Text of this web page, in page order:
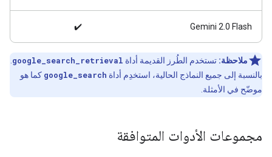
Gemini 2.0 Flash
✔️
ملاحظة: تستخدم الطُرز القديمة أداة google_search_retrieval
بالنسبة إلى جميع النماذج الحالية، استخدِم أداة google_search كما هو
موضّح في الأمثلة.
مجموعات الأدوات المتوافقة